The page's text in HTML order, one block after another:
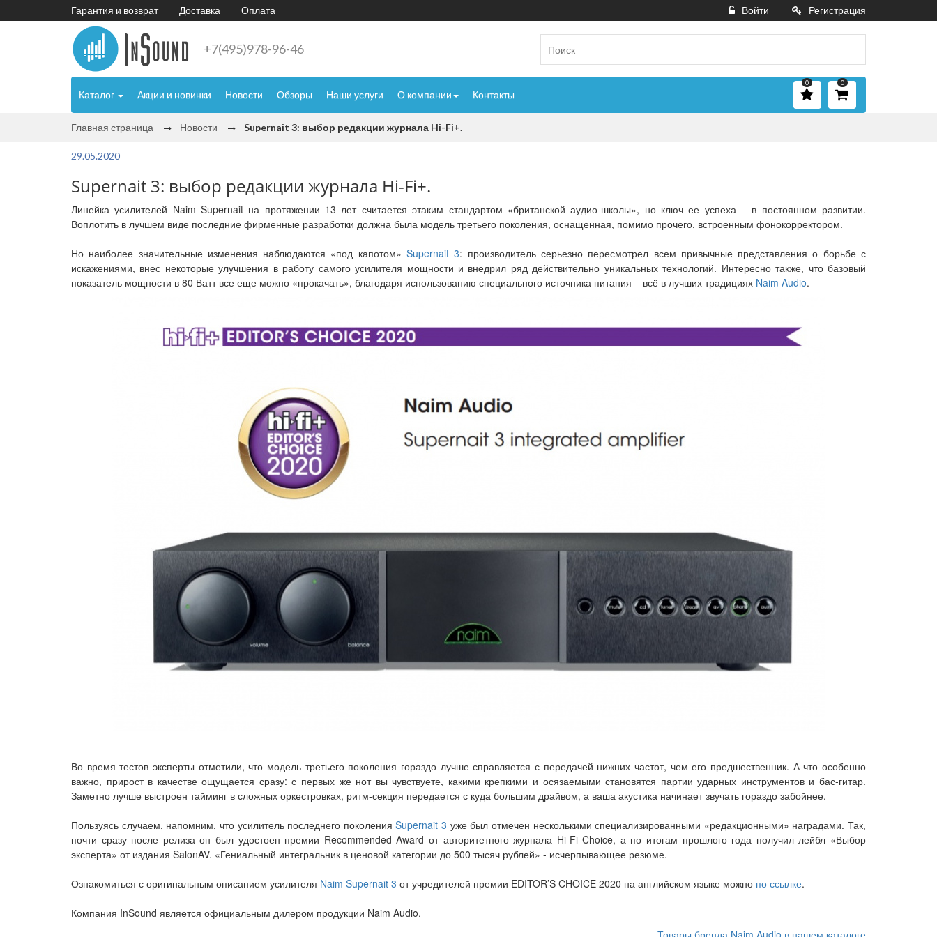
Гарантия и возврат Доставка Оплата Войти Регистрация
+7(495)978-96-46
Каталог Акции и новинки Новости Обзоры Наши услуги О компании Контакты
0
0
Главная страница Новости Supernait 3: выбор редакции журнала Hi-Fi+.
29.05.2020
Supernait 3: выбор редакции журнала Hi-Fi+.
Линейка усилителей Naim Supernait на протяжении 13 лет считается этаким стандартом «британской аудио-школы», но ключ ее успеха – в постоянном развитии.
Воплотить в лучшем виде последние фирменные разработки должна была модель третьего поколения, оснащенная, помимо прочего, встроенным фонокорректором.
Но наиболее значительные изменения наблюдаются «под капотом»Supernait 3: производитель серьезно пересмотрел всем привычные представления о борьбе с
искажениями, внес некоторые улучшения в работу самого усилителя мощности и внедрил ряд действительно уникальных технологий. Интересно также, что базовый
показатель мощности в 80 Ватт все еще можно «прокачать», благодаря использованию специального источника питания – всё в лучших традициях Naim Audio.
Во время тестов эксперты отметили, что модель третьего поколения гораздо лучше справляется с передачей нижних частот, чем его предшественник. А что особенно
важно, прирост в качестве ощущается сразу: с первых же нот вы чувствуете, какими крепкими и осязаемыми становятся партии ударных инструментов и бас-гитар.
Заметно лучше выстроен тайминг в сложных оркестровках, ритм-секция передается с куда большим драйвом, а ваша акустика начинает звучать гораздо забойнее.
Пользуясь случаем, напомним, что усилитель последнего поколенияSupernait 3 уже был отмечен несколькими специализированными «редакционными» наградами. Так,
почти сразу после релиза он был удостоен премии Recommended Award от авторитетного журнала Hi-Fi Choice, а по итогам прошлого года получил лейбл «Выбор
эксперта» от издания SalonAV. «Гениальный интегральник в ценовой категории до 500 тысяч рублей» - исчерпывающее резюме.
Ознакомиться с оригинальным описанием усилителя Naim Supernait 3 от учредителей премии EDITOR’S CHOICE 2020 на английском языке можно по ссылке.
Компания InSound является официальным дилером продукции Naim Audio.